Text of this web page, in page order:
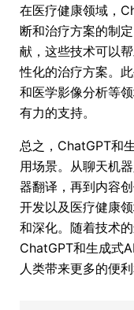
在医疗健康领域，
断和治疗方案的制
献，这些技术可以
性化的治疗方案。
和医学影像分析等
有力的支持。
总之，ChatGPT和
用场景。从聊天机
器翻译，再到内容
开发以及医疗健康
和深化。随着技术
ChatGPT和生成式
人类带来更多的便利